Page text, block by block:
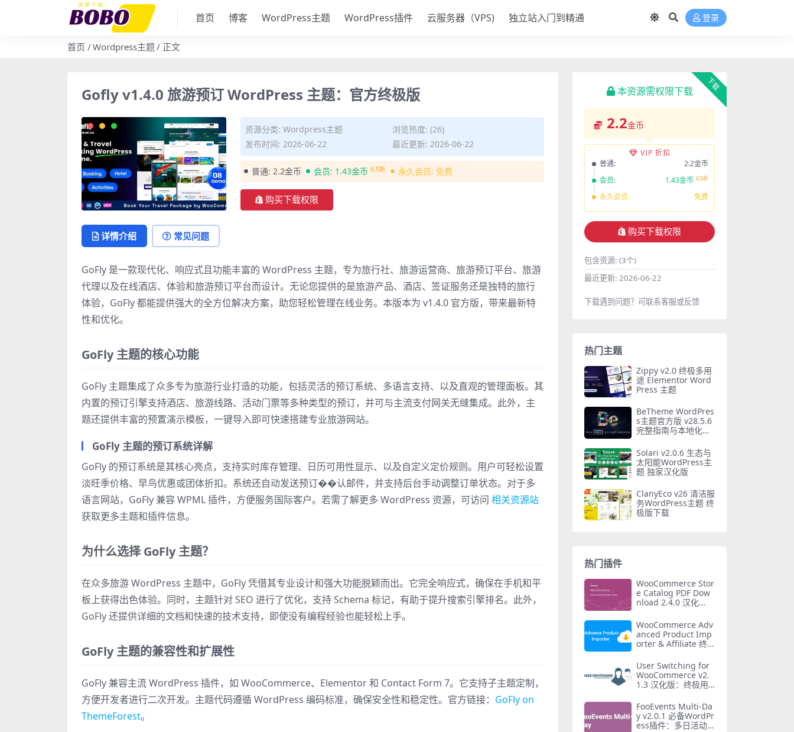
首页 博客 WordPress主题 WordPress插件 云服务器（VPS) 独立站入门到精通 登录
首页 Wordpress主题 正文
Gofly v1.4.0 旅游预订 WordPress 主题：官方终极版
资源分类: Wordpress主题
浏览热度: (26)
发布时间: 2026-06-22
最近更新: 2026-06-22
普通: 2.2金币 会员: 1.43金币 6.5折 永久会员: 免费
购买下载权限
详情介绍 常见问题
GoFly 是一款现代化、响应式且功能丰富的 WordPress 主题，专为旅行社、旅游运营商、旅游预订平台、旅游
代理以及在线酒店、体验和旅游预订平台而设计。无论您提供的是旅游产品、酒店、签证服务还是独特的旅行
体验，GoFly 都能提供强大的全方位解决方案，助您轻松管理在线业务。本版本为 v1.4.0 官方版，带来最新特
性和优化。
GoFly 主题的核心功能
GoFly 主题集成了众多专为旅游行业打造的功能，包括灵活的预订系统、多语言支持、以及直观的管理面板。其
内置的预订引擎支持酒店、旅游线路、活动门票等多种类型的预订，并可与主流支付网关无缝集成。此外，主
题还提供丰富的预置演示模板，一键导入即可快速搭建专业旅游网站。
GoFly 主题的预订系统详解
GoFly 的预订系统是其核心亮点，支持实时库存管理、日历可用性显示、以及自定义定价规则。用户可轻松设置
淡旺季价格、早鸟优惠或团体折扣。系统还自动发送预订��认邮件，并支持后台手动调整订单状态。对于多
语言网站，GoFly 兼容 WPML 插件，方便服务国际客户。若需了解更多 WordPress 资源，可访问 相关资源站
获取更多主题和插件信息。
为什么选择 GoFly 主题？
在众多旅游 WordPress 主题中，GoFly 凭借其专业设计和强大功能脱颖而出。它完全响应式，确保在手机和平
板上获得出色体验。同时，主题针对 SEO 进行了优化，支持 Schema 标记，有助于提升搜索引擎排名。此外，
GoFly 还提供详细的文档和快速的技术支持，即使没有编程经验也能轻松上手。
GoFly 主题的兼容性和扩展性
GoFly 兼容主流 WordPress 插件，如 WooCommerce、Elementor 和 Contact Form 7。它支持子主题定制，
方便开发者进行二次开发。主题代码遵循 WordPress 编码标准，确保安全性和稳定性。官方链接： GoFly on
ThemeForest。
下载
本资源需权限下载
2.2金币
VIP 折扣
普通:
2.2金币
会员:
1.43金币 6.5折
永久会员: 免费
购买下载权限
包含资源: (3个)
最近更新: 2026-06-22
下载遇到问题？可联系客服或反馈
热门主题
Zippy v2.0 终极多用
途 Elementor Word
Press 主题
BeTheme WordPres
s主题官方版 v28.5.6
完整指南与本地化安
Solari v2.0.6 生态与
太阳能WordPress主
题 独家汉化版
ClanyEco v26 清洁服
务WordPress主题 终
极版下载
热门插件
WooCommerce Stor
e Catalog PDF Dow
nload 2.4.0 汉化
品目录插件
WooCommerce Adv
anced Product Imp
orter & Affiliate 终
2.0
User Switching for
WooCommerce v2.
1.3 汉化版：终极用
FooEvents Multi-Da
y v2.0.1 必备WordPr
ess插件：多日活动